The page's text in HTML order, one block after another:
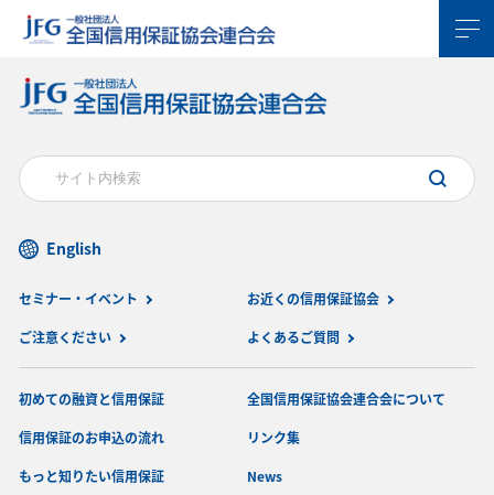
English
セミナー・イベント お近くの信用保証協会
ご注意ください よくあるご質問
初めての融資と信用保証
信用保証のお申込の流れ
もっと知りたい信用保証
全国信用保証協会連合会について
リンク集
News